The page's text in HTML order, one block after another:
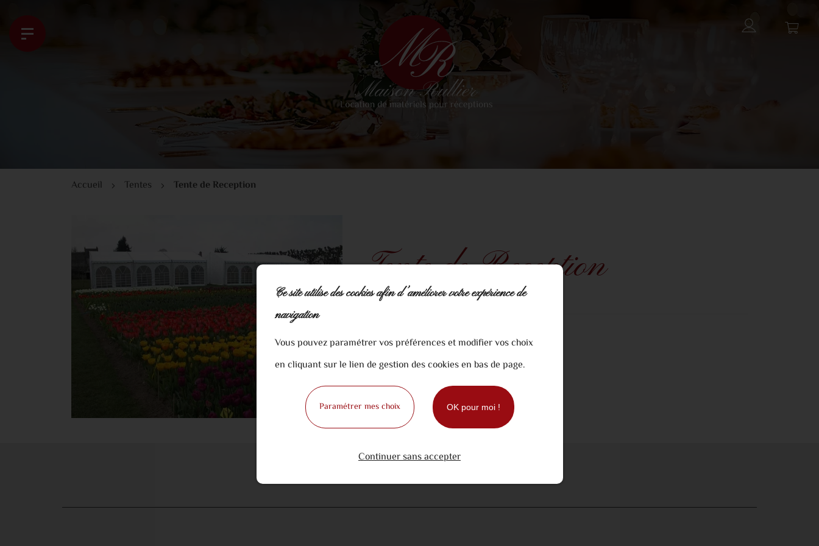
Accueil Tentes Tente de Reception
Tente de Reception
Ajouter au panier
Ce site utilise des cookies afin d’améliorer votre expérience de
navigation
Vous pouvez paramétrer vos préférences et modifier vos choix
en cliquant sur le lien de gestion des cookies en bas de page.
Paramétrer mes choix OK pour moi !
Continuer sans accepter